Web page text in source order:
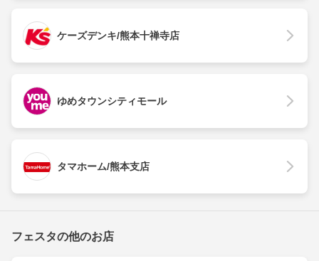
ケーズデンキ/熊本十禅寺店
ゆめタウンシティモール
タマホーム/熊本支店
フェスタの他のお店